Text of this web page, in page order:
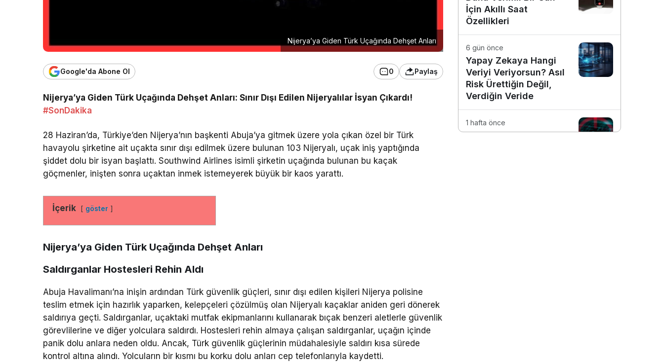
Nijerya’ya Giden Türk Uçağında Dehşet Anları
Google'da Abone Ol 0 Paylaş
Nijerya’ya Giden Türk Uçağında Dehşet Anları: Sınır Dışı Edilen Nijeryalılar İsyan Çıkardı!
#SonDakika
28 Haziran’da, Türkiye’den Nijerya’nın başkenti Abuja’ya gitmek üzere yola çıkan özel bir Türk
havayolu şirketine ait uçakta sınır dışı edilmek üzere bulunan 103 Nijeryalı, uçak iniş yaptığında
şiddet dolu bir isyan başlattı. Southwind Airlines isimli şirketin uçağında bulunan bu kaçak
göçmenler, inişten sonra uçaktan inmek istemeyerek büyük bir kaos yarattı.
İçerik göster
Nijerya’ya Giden Türk Uçağında Dehşet Anları
Saldırganlar Hostesleri Rehin Aldı
Abuja Havalimanı’na inişin ardından Türk güvenlik güçleri, sınır dışı edilen kişileri Nijerya polisine
teslim etmek için hazırlık yaparken, kelepçeleri çözülmüş olan Nijeryalı kaçaklar aniden geri dönerek
saldırıya geçti. Saldırganlar, uçaktaki mutfak ekipmanlarını kullanarak bıçak benzeri aletlerle güvenlik
görevlilerine ve diğer yolculara saldırdı. Hostesleri rehin almaya çalışan saldırganlar, uçağın içinde
panik dolu anlara neden oldu. Ancak, Türk güvenlik güçlerinin müdahalesiyle saldırı kısa sürede
kontrol altına alındı. Yolcuların bir kısmı bu korku dolu anları cep telefonlarıyla kaydetti.
İçin Akıllı Saat
Özellikleri
6 gün önce
Yapay Zekaya Hangi
Veriyi Veriyorsun? Asıl
Risk Ürettiğin Değil,
Verdiğin Veride
1 hafta önce
E-Posta Kutunuz